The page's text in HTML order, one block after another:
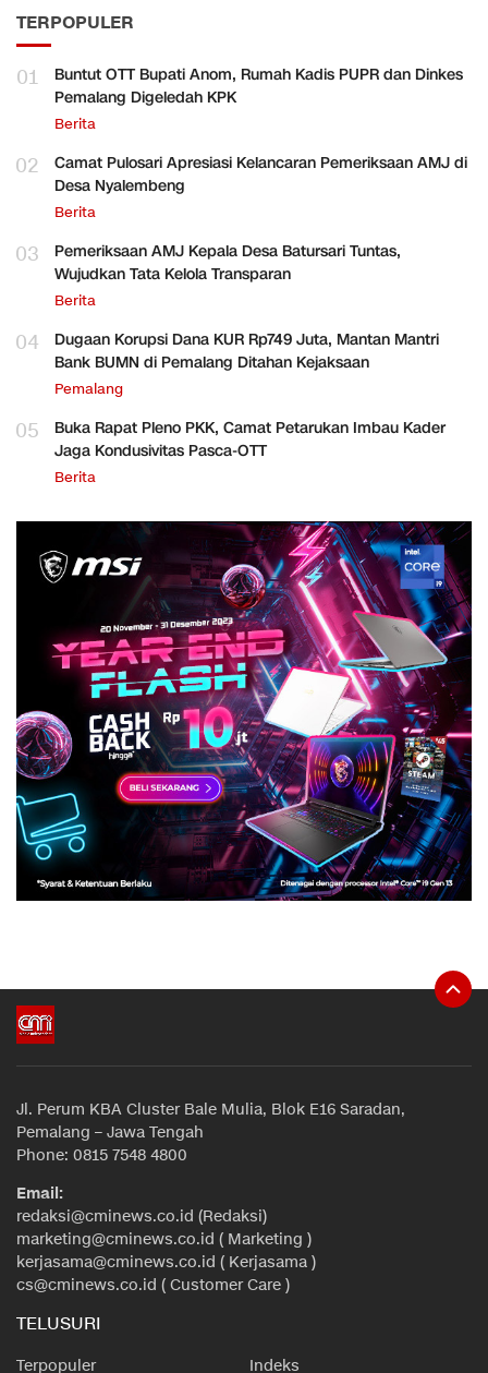
TERPOPULER
01
Buntut OTT Bupati Anom, Rumah Kadis PUPR dan Dinkes
Pemalang Digeledah KPK
Berita
02
Camat Pulosari Apresiasi Kelancaran Pemeriksaan AMJ di
Desa Nyalembeng
Berita
03
Pemeriksaan AMJ Kepala Desa Batursari Tuntas,
Wujudkan Tata Kelola Transparan
Berita
04
Dugaan Korupsi Dana KUR Rp749 Juta, Mantan Mantri
Bank BUMN di Pemalang Ditahan Kejaksaan
Pemalang
05
Buka Rapat Pleno PKK, Camat Petarukan Imbau Kader
Jaga Kondusivitas Pasca-OTT
Berita
Jl. Perum KBA Cluster Bale Mulia, Blok E16 Saradan,
Pemalang – Jawa Tengah
Phone: 0815 7548 4800
Email:
redaksi@cminews.co.id (Redaksi)
marketing@cminews.co.id ( Marketing )
kerjasama@cminews.co.id ( Kerjasama )
cs@cminews.co.id ( Customer Care )
TELUSURI
Terpopuler Indeks